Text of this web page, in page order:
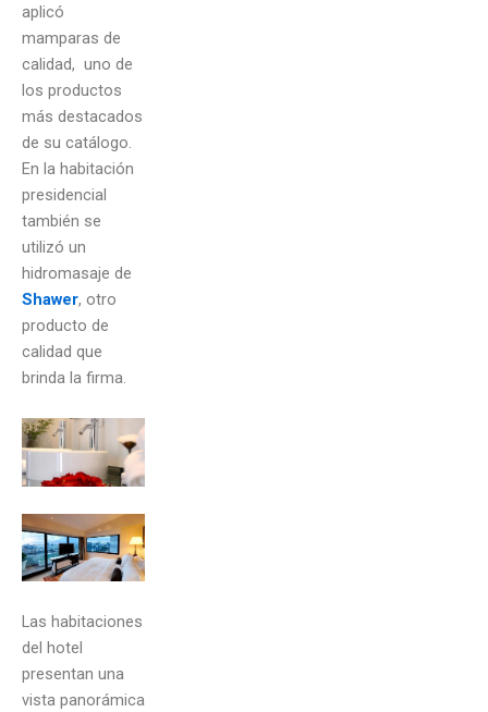
aplicó
mamparas de
calidad, uno de
los productos
más destacados
de su catálogo.
En la habitación
presidencial
también se
utilizó un
hidromasaje de
Shawer, otro
producto de
calidad que
brinda la firma.
Las habitaciones
del hotel
presentan una
vista panorámica